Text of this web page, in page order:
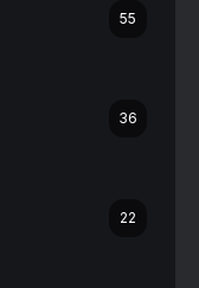
55
36
22